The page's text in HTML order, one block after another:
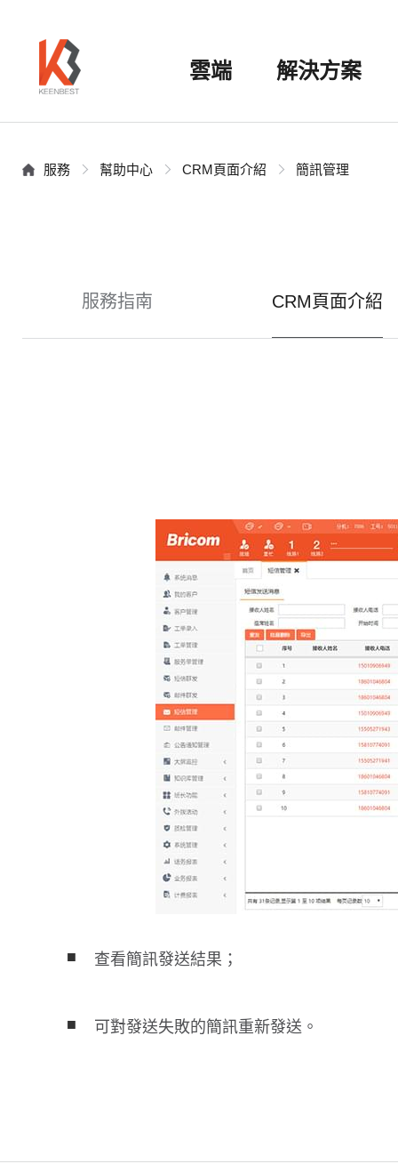
雲端 解決方案
服務 幫助中心 CRM頁面介紹 簡訊管理
服務指南 CRM頁面介紹
■ 查看簡訊發送結果；
■ 可對發送失敗的簡訊重新發送。